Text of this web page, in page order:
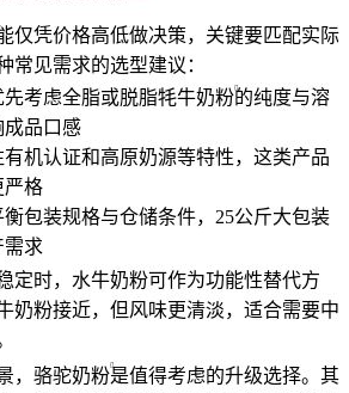
仅凭价格高低做决策，关键要匹配实际
常见需求的选型建议：
考虑全脂或脱脂牦牛奶粉的纯度与溶
成品口感
机认证和高原奶源等特性，这类产品
严格
包装规格与仓储条件，25公斤大包装
需求
定时，水牛奶粉可作为功能性替代方
奶粉接近，但风味更清淡，适合需要中
， 骆驼奶粉是值得考虑的升级选择。其